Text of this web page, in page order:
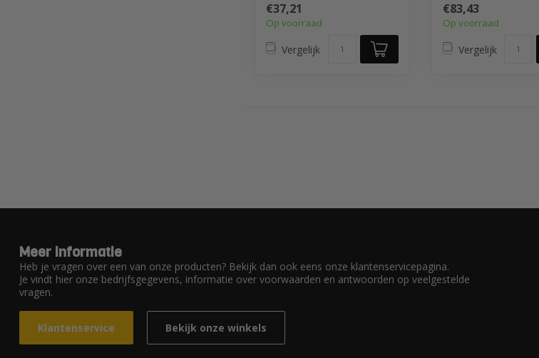
€37,21
Op voorraad
Vergelijk
en plafond. Eenv...
€83,43
Op voorraad
Vergelijk
Meer informatie
Heb je vragen over een van onze producten? Bekijk dan ook eens onze klantenservicepagina.
Je vindt hier onze bedrijfsgegevens, informatie over voorwaarden en antwoorden op veelgestelde
vragen.
Klantenservice Bekijk onze winkels